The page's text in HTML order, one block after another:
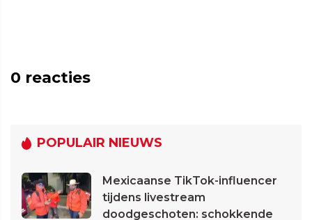
0 reacties
POPULAIR NIEUWS
Mexicaanse TikTok-influencer
tijdens livestream
doodgeschoten: schokkende